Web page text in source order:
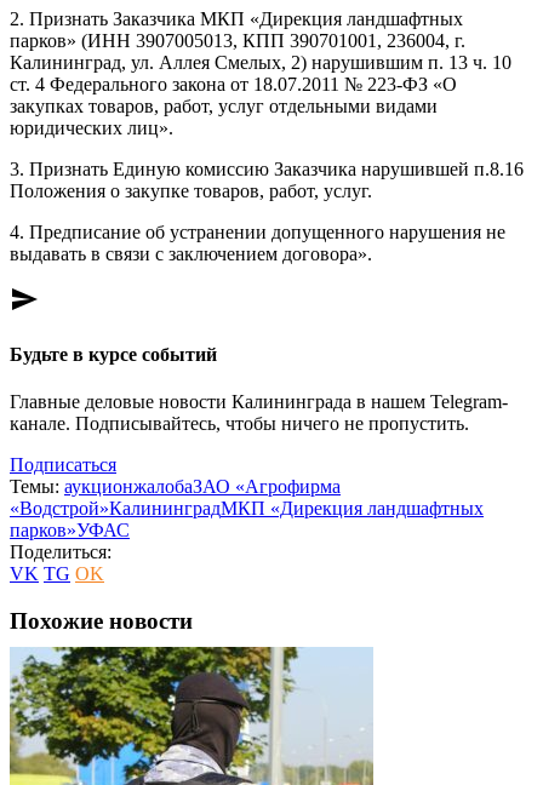
2. Признать Заказчика МКП «Дирекция ландшафтных
парков» (ИНН 3907005013, КПП 390701001, 236004, г.
Калининград, ул. Аллея Смелых, 2) нарушившим п. 13 ч. 10
ст. 4 Федерального закона от 18.07.2011 № 223-ФЗ «О
закупках товаров, работ, услуг отдельными видами
юридических лиц».
3. Признать Единую комиссию Заказчика нарушившей п.8.16
Положения о закупке товаров, работ, услуг.
4. Предписание об устранении допущенного нарушения не
выдавать в связи с заключением договора».
send
Будьте в курсе событий
Главные деловые новости Калининграда в нашем Telegram-
канале. Подписывайтесь, чтобы ничего не пропустить.
Подписаться
Темы: аукционжалобаЗАО «Агрофирма
«Водстрой»КалининградМКП «Дирекция ландшафтных
парков»УФАС
Поделиться:
VK TG OK
Похожие новости